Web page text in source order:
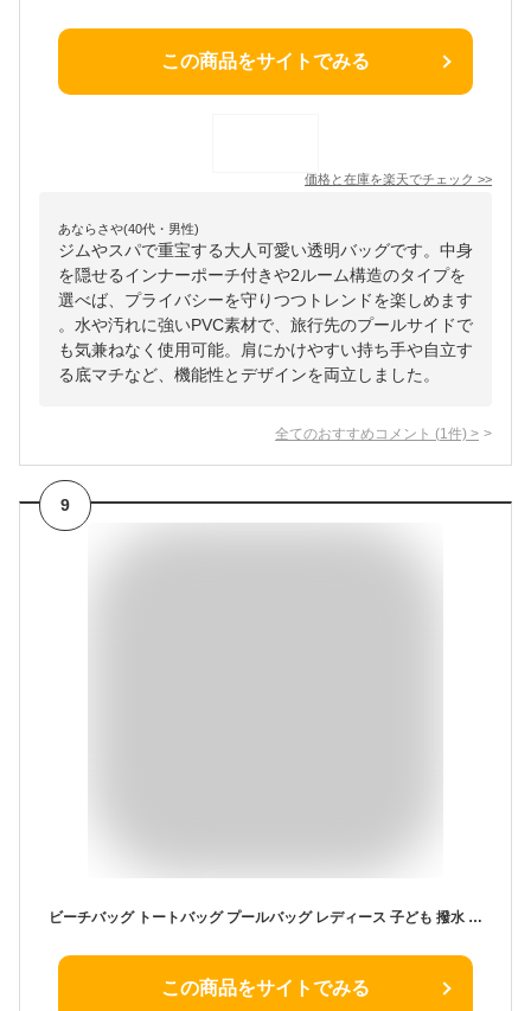
この商品をサイトでみる
価格と在庫を楽天でチェック >>
あならさや(40代・男性)
ジムやスパで重宝する大人可愛い透明バッグです。中身
を隠せるインナーポーチ付きや2ルーム構造のタイプを
選べば、プライバシーを守りつつトレンドを楽しめます
。水や汚れに強いPVC素材で、旅行先のプールサイドで
も気兼ねなく使用可能。肩にかけやすい持ち手や自立す
る底マチなど、機能性とデザインを両立しました。
全てのおすすめコメント (1 件) >
9
ビーチバッグ トートバッグ プールバッグ レディース 子ども 撥水 水泳 水着 ビーチバッグ 手提げ 水泳バッグ 着替え収納 トイレタリーバッグ 軽量防水 スイミングバッグ メイクバッグ 多用途 スイミング クリア 透明 かばん 大人 女性 男の子 女の子 ビーチ プールバッグ
この商品をサイトでみる